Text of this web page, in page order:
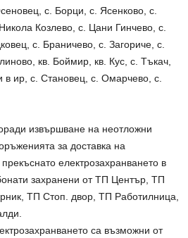
с. Борци, с. Ясенково, с.
Козлево, с. Цани Гинчево, с.
с. Браничево, с. Загориче, с.
кв. Боймир, кв. Кус, с. Тъкач,
ир, с. Становец, с. Омарчево, с.
извършване на неотложни
за доставка на
електрозахранването в
захранени от ТП Център, ТП
ТП Стоп. двор, ТП Работилница,
са възможни от